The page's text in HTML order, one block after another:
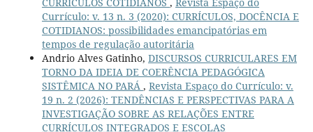
Currículo: v. 13 n. 3 (2020): CURRÍCULOS, DOCÊNCIA E
COTIDIANOS: possibilidades emancipatórias em
tempos de regulação autoritária
Andrio Alves Gatinho, DISCURSOS CURRICULARES EM
TORNO DA IDEIA DE COERÊNCIA PEDAGÓGICA
SISTÊMICA NO PARÁ , Revista Espaço do Currículo: v.
19 n. 2 (2026): TENDÊNCIAS E PERSPECTIVAS PARA A
INVESTIGAÇÃO SOBRE AS RELAÇÕES ENTRE
CURRÍCULOS INTEGRADOS E ESCOLAS